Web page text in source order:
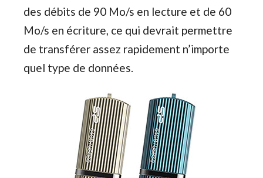
des débits de 90 Mo/s en lecture et de 60
Mo/s en écriture, ce qui devrait permettre
de transférer assez rapidement n’importe
quel type de données.